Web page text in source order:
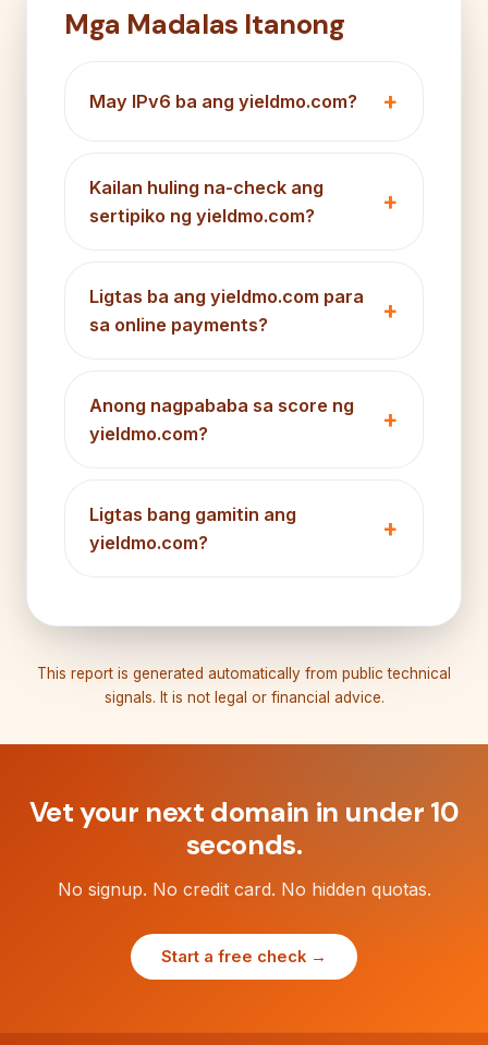
Mga Madalas Itanong
May IPv6 ba ang yieldmo.com?
Kailan huling na-check ang
sertipiko ng yieldmo.com?
Ligtas ba ang yieldmo.com para
sa online payments?
Anong nagpababa sa score ng
yieldmo.com?
Ligtas bang gamitin ang
yieldmo.com?
This report is generated automatically from public technical
signals. It is not legal or financial advice.
Vet your next domain in under 10
seconds.
No signup. No credit card. No hidden quotas.
Start a free check →